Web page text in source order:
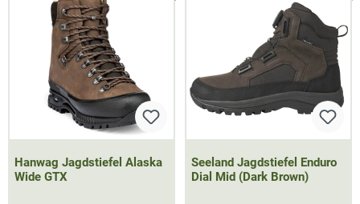
Hanwag Jagdstiefel Alaska
Wide GTX
Seeland Jagdstiefel Enduro
Dial Mid (Dark Brown)